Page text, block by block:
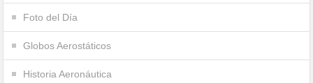
Foto del Día
Globos Aerostáticos
Historia Aeronáutica